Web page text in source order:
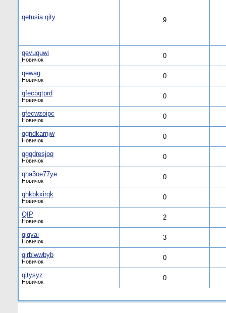
qetusia qity 9
qevuquwi
Новичок 0
qewag
Новичок 0
qfecbqtprd
Новичок 0
qfecwzoipc
Новичок 0
qgndkarnjw
Новичок 0
qgqdresjoq
Новичок 0
qha3oe77ye
Новичок 0
qhkbkxirqk
Новичок 0
QIP
Новичок 2
qiqvai
Новичок 3
qirblwwbyb
Новичок 0
qitysyz
Новичок 0